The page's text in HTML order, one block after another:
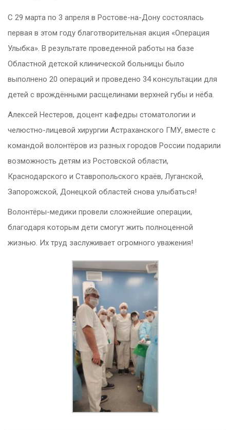
С 29 марта по 3 апреля в Ростове-на-Дону состоялась
первая в этом году благотворительная акция «Операция
Улыбка». В результате проведенной работы на базе
Областной детской клинической больницы было
выполнено 20 операций и проведено 34 консультации для
детей с врождёнными расщелинами верхней губы и нёба.
Алексей Нестеров, доцент кафедры стоматологии и
челюстно-лицевой хирургии Астраханского ГМУ, вместе с
командой волонтёров из разных городов России подарили
возможность детям из Ростовской области,
Краснодарского и Ставропольского краёв, Луганской,
Запорожской, Донецкой областей снова улыбаться!
Волонтёры-медики провели сложнейшие операции,
благодаря которым дети смогут жить полноценной
жизнью. Их труд заслуживает огромного уважения!